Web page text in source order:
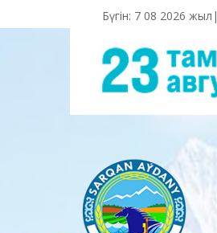
Бүгін: 7 08 2026 жыл|